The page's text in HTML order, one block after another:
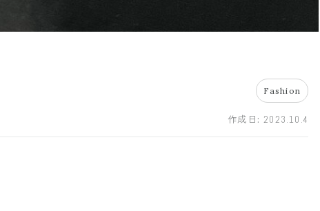
Fashion
作成日:2023.10.4